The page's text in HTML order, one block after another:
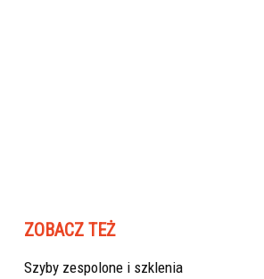
ZOBACZ TEŻ
Szyby zespolone i szklenia